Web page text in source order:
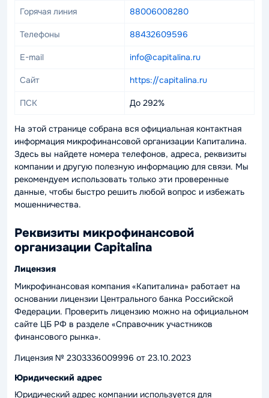
Горячая линия 88006008280
Телефоны 88432609596
E-mail info@capitalina.ru
Сайт https://capitalina.ru
ПСК До 292%
На этой странице собрана вся официальная контактная
информация микрофинансовой организации Капиталина.
Здесь вы найдете номера телефонов, адреса, реквизиты
компании и другую полезную информацию для связи. Мы
рекомендуем использовать только эти проверенные
данные, чтобы быстро решить любой вопрос и избежать
мошенничества.
Реквизиты микрофинансовой
организации Capitalina
Лицензия
Микрофинансовая компания «Капиталина» работает на
основании лицензии Центрального банка Российской
Федерации. Проверить лицензию можно на официальном
сайте ЦБ РФ в разделе «Справочник участников
финансового рынка».
Лицензия № 2303336009996 от 23.10.2023
Юридический адрес
Юридический адрес компании используется для